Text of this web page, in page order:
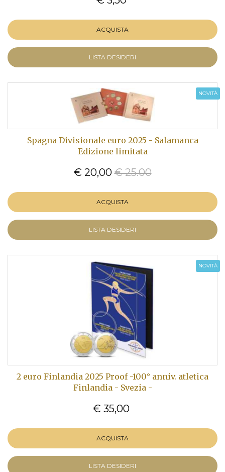
ACQUISTA
LISTA DESIDERI
NOVITÀ
Spagna Divisionale euro 2025 - Salamanca
Edizione limitata
€ 20,00 € 25.00
ACQUISTA
LISTA DESIDERI
NOVITÀ
2 euro Finlandia 2025 Proof -100° anniv. atletica
Finlandia - Svezia -
€ 35,00
ACQUISTA
LISTA DESIDERI